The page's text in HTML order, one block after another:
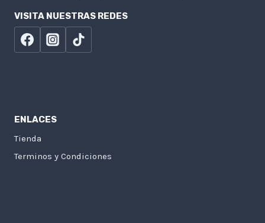
VISITA NUESTRAS REDES
ENLACES
Tienda
Terminos y Condiciones